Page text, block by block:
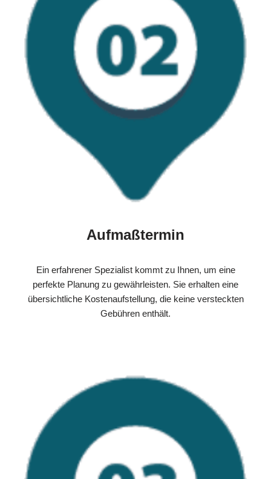
Aufmaßtermin
Ein erfahrener Spezialist kommt zu Ihnen, um eine
perfekte Planung zu gewährleisten. Sie erhalten eine
übersichtliche Kostenaufstellung, die keine versteckten
Gebühren enthält.